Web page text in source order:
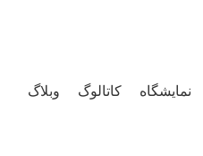
نمایشگاه کاتالوگ وبلاگ